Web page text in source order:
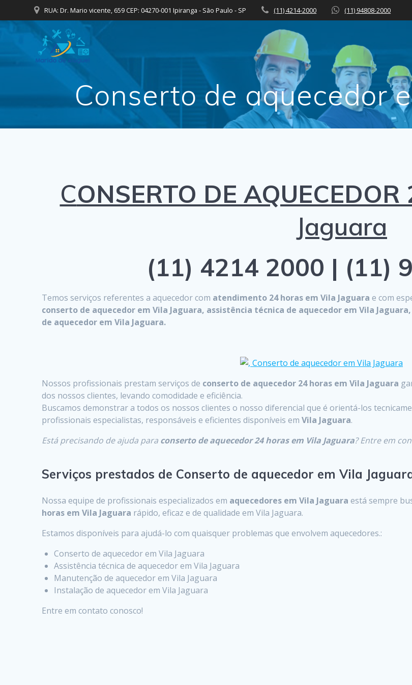
to
RUA: Dr. Mario vicente, 659 CEP: 04270-001 Ipiranga - São Paulo - SP (11) 4214-2000 (11) 94808-2000
Conserto de aquecedor
CONSERTO DE AQUECEDOR
Jaguara
(11) 4214 2000 | (11)
Temos serviços referentes a aquecedor com atendimento 24 horas em Vila Jaguara e com
conserto de aquecedor em Vila Jaguara, assistência técnica de aquecedor em Vila
de aquecedor em Vila Jaguara.
Nossos profissionais prestam serviços de conserto de aquecedor 24 horas em Vila Jaguara
dos nossos clientes, levando comodidade e eficiência.
Buscamos demonstrar a todos os nossos clientes o nosso diferencial que é orientá-los
profissionais especialistas, responsáveis e eficientes disponíveis emVila Jaguara.
Está precisando de ajuda para conserto de aquecedor 24 horas em Vila Jaguara? Entre em
Serviços prestados de Conserto de aquecedor em Vila
Nossa equipe de profissionais especializados em aquecedores em Vila Jaguara está sempre
horas em Vila Jaguara rápido, eficaz e de qualidade em Vila Jaguara.
Estamos disponíveis para ajudá-lo com quaisquer problemas que envolvem aquecedores.:
Conserto de aquecedor em Vila Jaguara
Assistência técnica de aquecedor em Vila Jaguara
Manutenção de aquecedor em Vila Jaguara
Instalação de aquecedor em Vila Jaguara
Entre em contato conosco!